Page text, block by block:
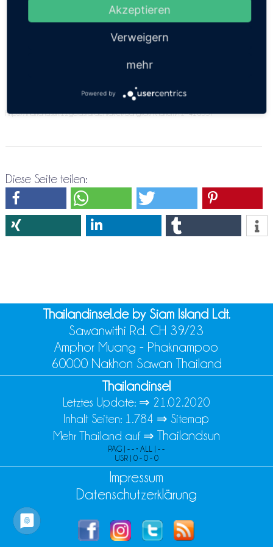
angeben. Bitte versuche es doch nochmals über die
https://thailandsun.12go.asia/de/travel/Bangkok/Khanom/?z=416557
Diese Seite teilen:
Thailandinsel.de by Siam Island Ldt.
Sawanwithi Rd. CH 39/23
Amphor Muang - Phaknampoo
60000 Nakhon Sawan Thailand
Thailandinsel
Letztes Update: ⇒ 21.02.2020
Inhalt Seiten: 1.784 ⇒ Sitemap
Mehr Thailand auf ⇒ Thailandsun
PAG | - - • ALL | - -
USR | 0 - 0 - 0
Impressum
Datenschutzerklärung
Akzeptieren
Verweigern
mehr
Powered by